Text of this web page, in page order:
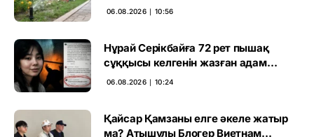
06.08.2026 ∣ 10:56
Нұрай Серікбайға 72 рет пышақ
сұққысы келгенін жазған адам
ұсталды
06.08.2026 ∣ 10:24
Қайсар Қамзаны елге әкеле жатыр
ма? Атышулы Блогер Виетнам